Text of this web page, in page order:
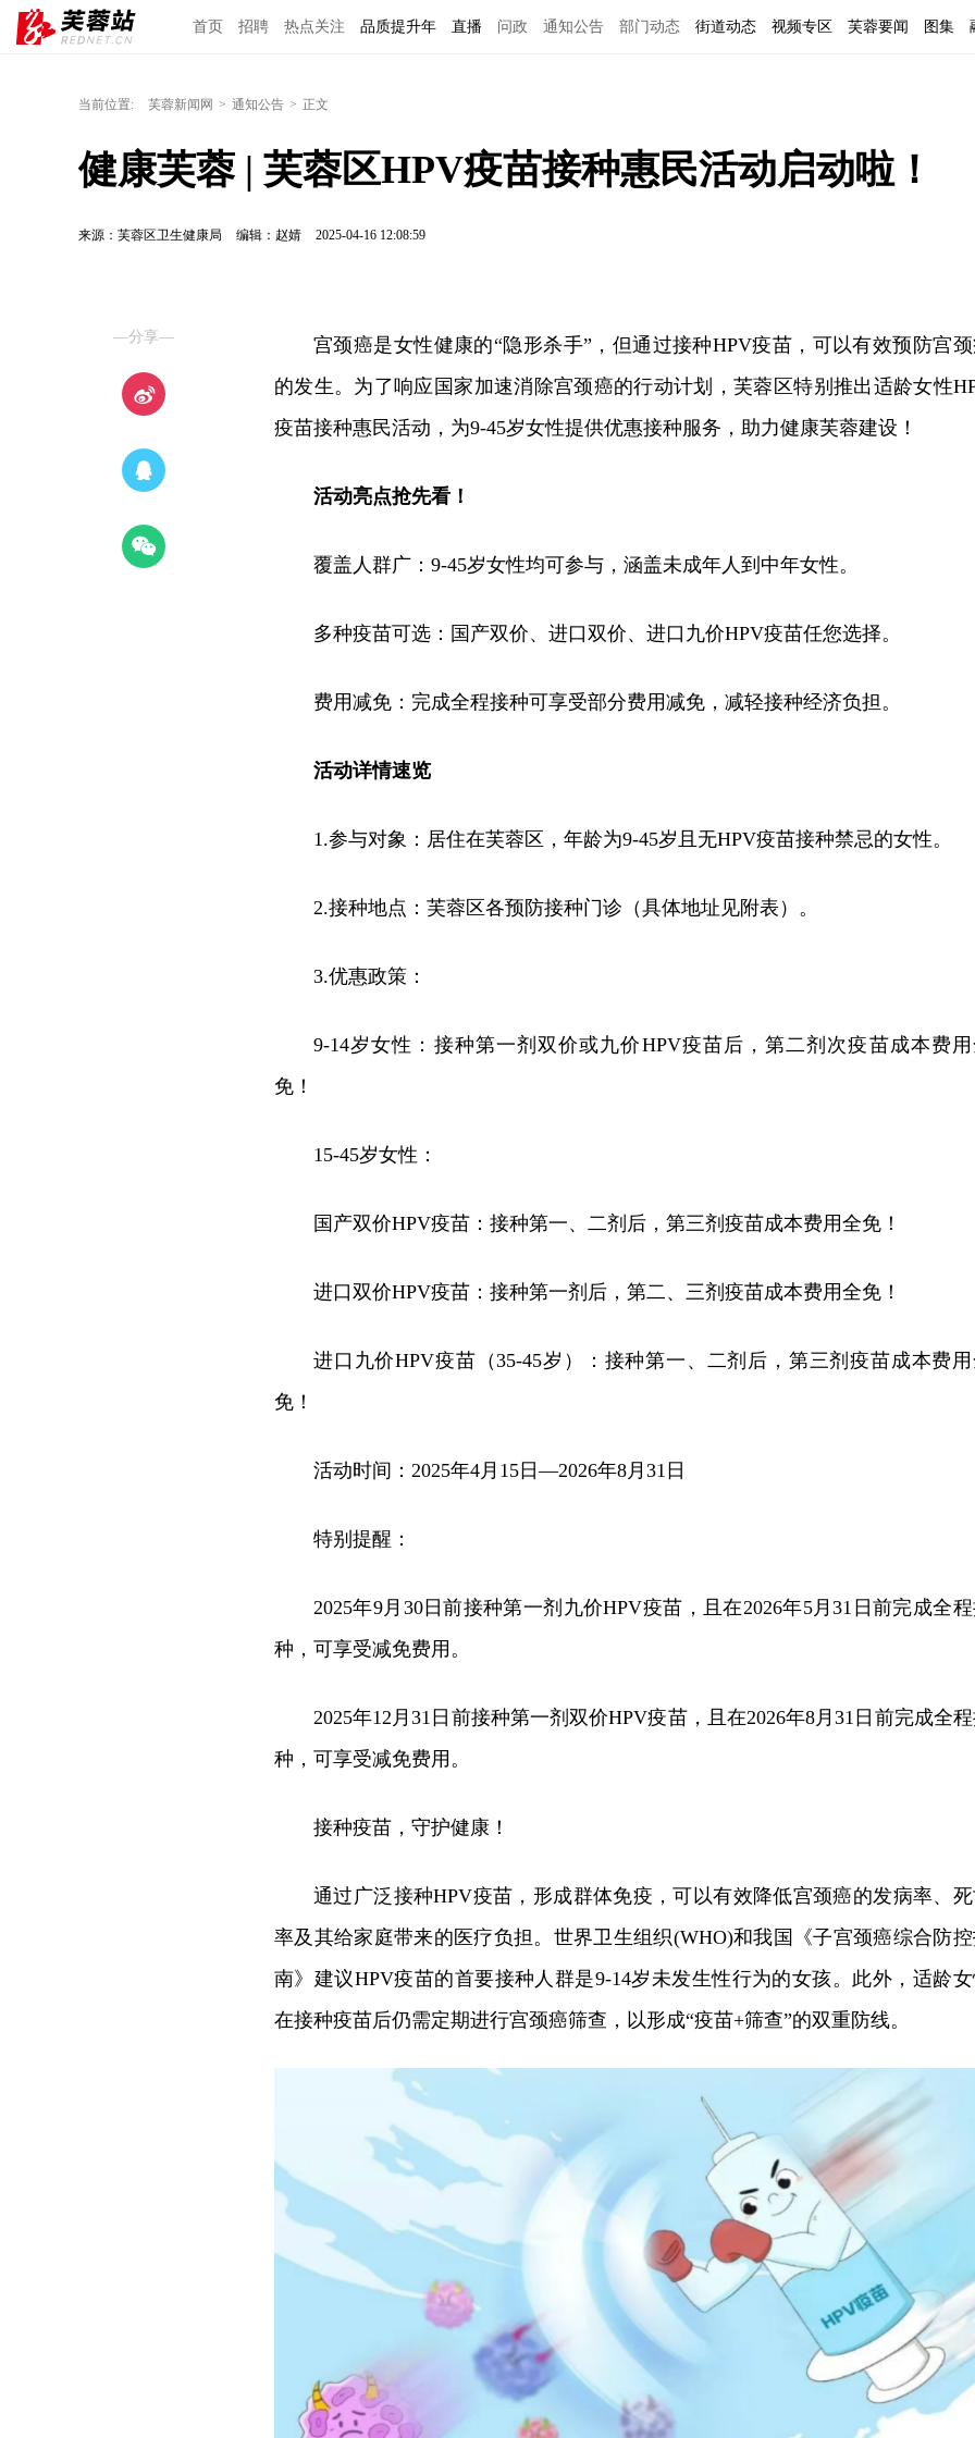
首页 招聘 热点关注 品质提升年 直播 问政 通知公告 部门动态 街道动态 视频专区 芙蓉要闻 图集
当前位置: 芙蓉新闻网 > 通知公告 > 正文
健康芙蓉 | 芙蓉区HPV疫苗接种惠民活动启动啦！
来源：芙蓉区卫生健康局 编辑：赵婧 2025-04-16 12:08:59
—分享—
宫颈癌是女性健康的“隐形杀手”，但通过接种HPV疫苗，可以有效预防宫
的发生。为了响应国家加速消除宫颈癌的行动计划，芙蓉区特别推出适龄女性
疫苗接种惠民活动，为9-45岁女性提供优惠接种服务，助力健康芙蓉建设！
活动亮点抢先看！
覆盖人群广：9-45岁女性均可参与，涵盖未成年人到中年女性。
多种疫苗可选：国产双价、进口双价、进口九价HPV疫苗任您选择。
费用减免：完成全程接种可享受部分费用减免，减轻接种经济负担。
活动详情速览
1.参与对象：居住在芙蓉区，年龄为9-45岁且无HPV疫苗接种禁忌的女性。
2.接种地点：芙蓉区各预防接种门诊（具体地址见附表）。
3.优惠政策：
9-14岁女性：接种第一剂双价或九价HPV疫苗后，第二剂次疫苗成本费
免！
15-45岁女性：
国产双价HPV疫苗：接种第一、二剂后，第三剂疫苗成本费用全免！
进口双价HPV疫苗：接种第一剂后，第二、三剂疫苗成本费用全免！
进口九价HPV疫苗（35-45岁）：接种第一、二剂后，第三剂疫苗成本费
免！
活动时间：2025年4月15日—2026年8月31日
特别提醒：
2025年9月30日前接种第一剂九价HPV疫苗，且在2026年5月31日前完成全
种，可享受减免费用。
2025年12月31日前接种第一剂双价HPV疫苗，且在2026年8月31日前完成全
种，可享受减免费用。
接种疫苗，守护健康！
通过广泛接种HPV疫苗，形成群体免疫，可以有效降低宫颈癌的发病率、
率及其给家庭带来的医疗负担。世界卫生组织(WHO)和我国《子宫颈癌综合防
南》建议HPV疫苗的首要接种人群是9-14岁未发生性行为的女孩。此外，适龄
在接种疫苗后仍需定期进行宫颈癌筛查，以形成“疫苗+筛查”的双重防线。